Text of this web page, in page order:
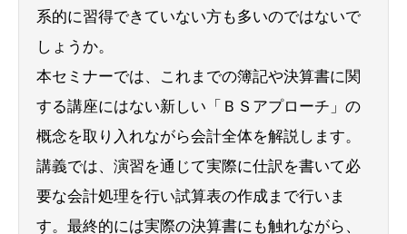
系的に習得できていない方も多いのではないで
しょうか。
本セミナーでは、これまでの簿記や決算書に関
する講座にはない新しい「ＢＳアプローチ」の
概念を取り入れながら会計全体を解説します。
講義では、演習を通じて実際に仕訳を書いて必
要な会計処理を行い試算表の作成まで行いま
す。最終的には実際の決算書にも触れながら、